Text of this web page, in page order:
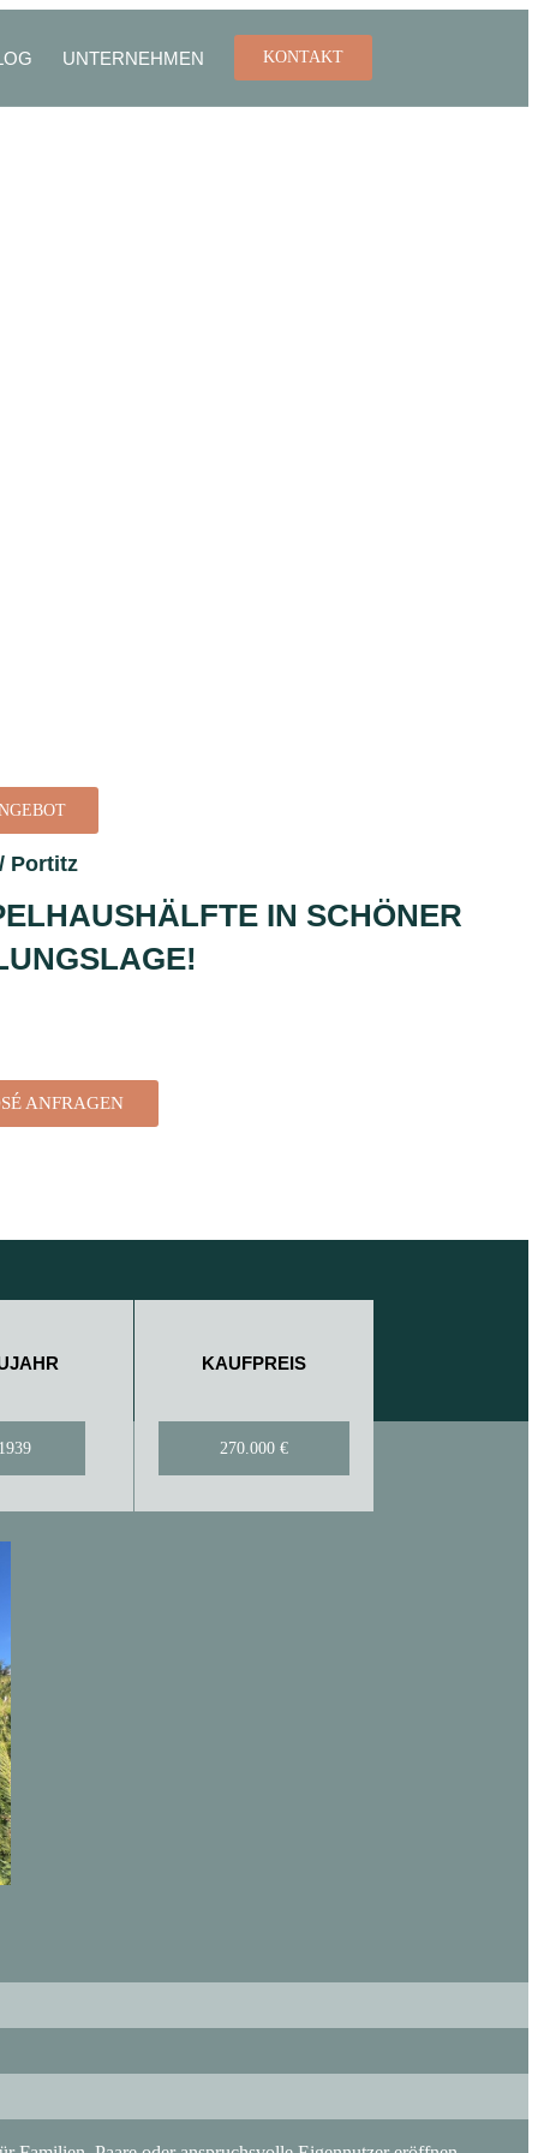
UNTERNEHMEN KONTAKT
Portitz
IN SCHÖNER
ANFRAGEN
1939
KAUFPREIS
270.000 €
für individuelle Modernisierungskonzepte. Die im Jahr